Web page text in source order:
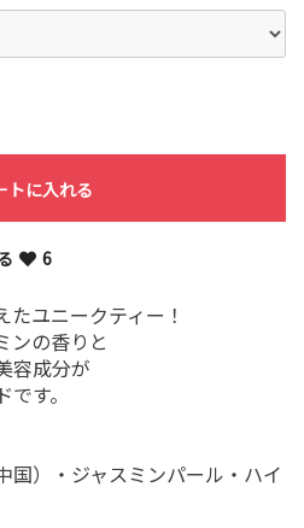
トに入れる
6
ユニークティー！
ンの香りと
容成分が
す。
国）・ジャスミンパール・ハイ